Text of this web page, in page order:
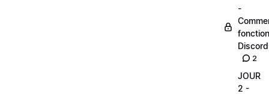
-
Discord
2
JOUR
2 -